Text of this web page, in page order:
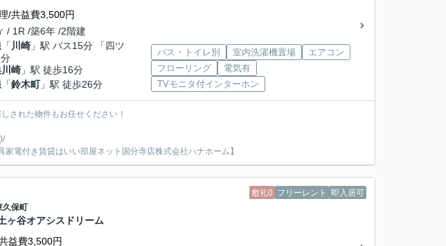
/共益費3,500円
/ 1R /築6年 /2階建
「 川崎 」駅 バス15分 「四ツ
崎 」駅 徒歩16分
「鈴木町」駅 徒歩26分
バス・トイレ別 室内洗濯機置場
エアコン
フローリング
電気有
TVモニタ付インターホン
された物件もお任せください！
電付き賃貸はいい部屋ネット国分寺店株式会社ハナホーム】
敷礼0 フリーレント 即入居可
久保町
ヶ谷オアシスドリーム
益費3,500円